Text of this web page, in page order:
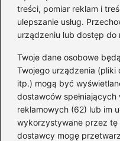
treści, pomiar reklam i
ulepszanie usług.
urządzeniu lub dostęp do
Twoje dane osobowe
Twojego urządzenia
itp.) mogą być
dostawców
reklamowych (62) lub im
wykorzystywane przez
dostawcy mogę
Adres email*
Witryna internetowa
Zapamiętaj moje
podczas pisania